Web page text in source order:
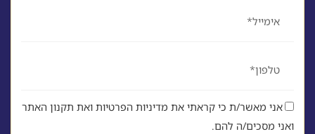
אני מאשר/ת כי קראתי את מדיניות הפרטיות ואת תקנון האתר
ואני מסכים/ה להם.